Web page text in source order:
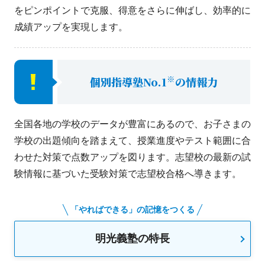
をピンポイントで克服、得意をさらに伸ばし、効率的に
成績アップを実現します。
個別指導塾No.1 ※の情報力
全国各地の学校のデータが豊富にあるので、お子さまの
学校の出題傾向を踏まえて、授業進度やテスト範囲に合
わせた対策で点数アップを図ります。志望校の最新の試
験情報に基づいた受験対策で志望校合格へ導きます。
「やればできる」の記憶をつくる
明光義塾の特長